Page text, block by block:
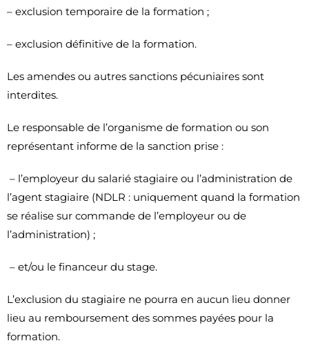
– exclusion temporaire de la formation ;
– exclusion définitive de la formation.
Les amendes ou autres sanctions pécuniaires sont
interdites.
Le responsable de l’organisme de formation ou son
représentant informe de la sanction prise :
– l’employeur du salarié stagiaire ou l’administration de
l’agent stagiaire (NDLR : uniquement quand la formation
se réalise sur commande de l’employeur ou de
l’administration) ;
– et/ou le financeur du stage.
L’exclusion du stagiaire ne pourra en aucun lieu donner
lieu au remboursement des sommes payées pour la
formation.